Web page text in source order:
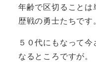
年齢で区切ること
歴戦の勇士たちです。
５０代にもなって
なるところですが。